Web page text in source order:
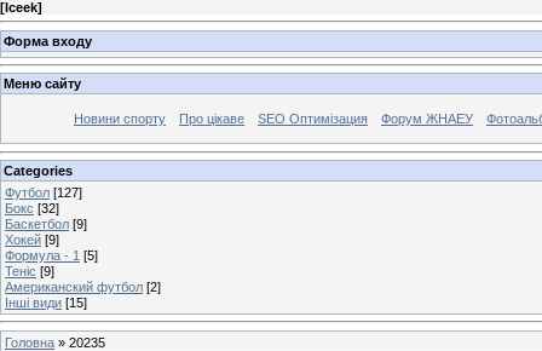
[Iceek]
Форма входу
Меню сайту
Новини спорту Про цікаве SEO Оптимізация Форум ЖНАЕУ
Categories
Футбол [127]
Бокс [32]
Баскетбол [9]
Хокей [9]
Формула - 1 [5]
Теніс [9]
Американский футбол [2]
Інші види [15]
Головна » 20235